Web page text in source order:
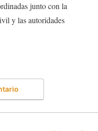
junto con la
y las autoridades